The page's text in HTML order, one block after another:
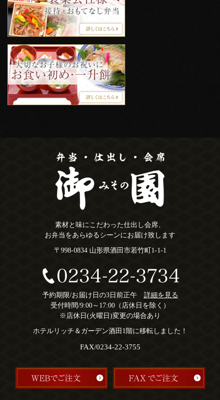
素材と味にこだわった仕出し会席、
お弁当をあらゆるシーンにお届け致します
〒998-0834 山形県酒田市若竹町1-1-1
予約期限/お届け日の3日前正午 詳細を見る
受付時間/9:00～17:00（店休日を除く）
※店休日(火曜日)変更の場合あり
ホテルリッチ＆ガーデン酒田1階に移転しました！
FAX/0234-22-3755